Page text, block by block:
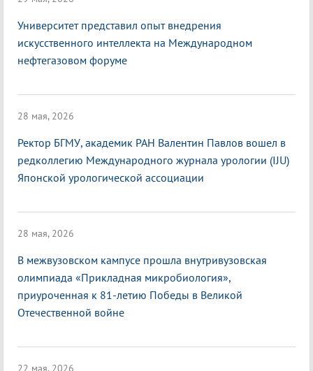
Университет представил опыт внедрения
искусственного интеллекта на Международном
нефтегазовом форуме
28 мая, 2026
Ректор БГМУ, академик РАН Валентин Павлов вошел в
редколлегию Международного журнала урологии (IJU)
Японской урологической ассоциации
28 мая, 2026
В межвузовском кампусе прошла внутривузовская
олимпиада «Прикладная микробиология»,
приуроченная к 81-летию Победы в Великой
Отечественной войне
22 мая, 2026